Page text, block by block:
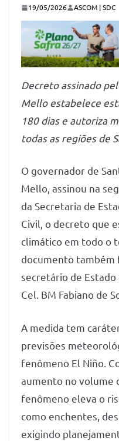
19/05/2026 ASCOM | SDC
Decreto assinado
Mello estabelece
180 dias e autoriza
todas as regiões de
O governador de
Mello, assinou na
da Secretaria de
Civil, o decreto que
climático em todo o
documento também
secretário de Estado
Cel. BM Fabiano de
A medida tem
previsões
fenômeno El Niño.
aumento no volume
fenômeno eleva o
como enchentes,
exigindo